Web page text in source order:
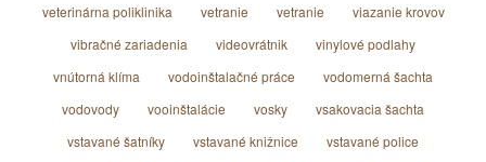
veterinárna poliklinika
vetranie vetranie
viazanie krovov
vibračné zariadenia
videovrátnik
vinylové podlahy
vnútorná klíma
vodoinštalačné práce
vodomerná šachta
vodovody
vooinštalácie vosky
vsakovacia šachta
vstavané šatníky
vstavané knižnice
vstavané police